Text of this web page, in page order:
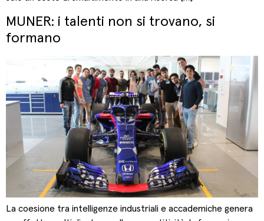
MUNER: i talenti non si trovano, si
formano
La coesione tra intelligenze industriali e accademiche genera